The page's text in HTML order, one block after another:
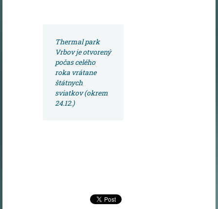
Thermal park
Vrbov je otvorený
počas celého
roka vrátane
štátnych
sviatkov (okrem
24.12.)